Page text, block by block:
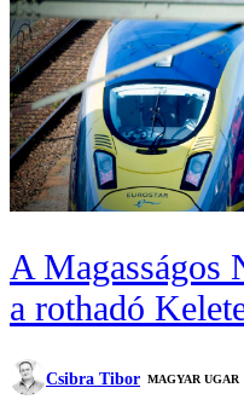
A Magasságos
a rothadó
Csibra Tibor MAGYAR UGAR